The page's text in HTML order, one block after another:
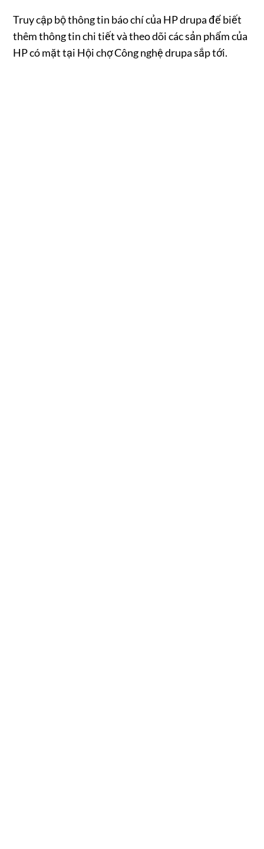
Truy cập bộ thông tin báo chí của HP drupa để biết
thêm thông tin chi tiết và theo dõi các sản phẩm của
HP có mặt tại Hội chợ Công nghệ drupa sắp tới.